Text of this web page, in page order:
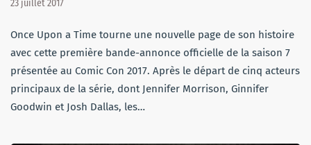
23 juillet 2017
Once Upon a Time tourne une nouvelle page de son histoire
avec cette première bande-annonce officielle de la saison 7
présentée au Comic Con 2017. Après le départ de cinq acteurs
principaux de la série, dont Jennifer Morrison, Ginnifer
Goodwin et Josh Dallas, les…